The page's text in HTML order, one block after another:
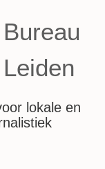
Bureau
Leiden
lokale en